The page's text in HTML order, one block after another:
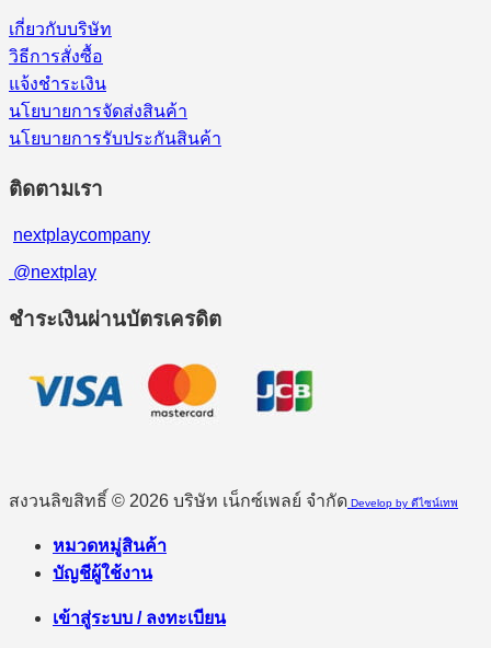
เกี่ยวกับบริษัท
วิธีการสั่งซื้อ
แจ้งชำระเงิน
นโยบายการจัดส่งสินค้า
นโยบายการรับประกันสินค้า
ติดตามเรา
nextplaycompany
@nextplay
ชำระเงินผ่านบัตรเครดิต
สงวนลิขสิทธิ์ © 2026 บริษัท เน็กซ์เพลย์ จำกัด Develop by ดีไซน์เทพ
หมวดหมู่สินค้า
บัญชีผู้ใช้งาน
เข้าสู่ระบบ / ลงทะเบียน